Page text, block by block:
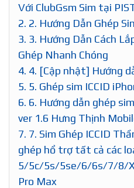
Với ClubGsm Sim tại
2. 2. Hướng Dẫn Ghép
3. 3. Hướng Dẫn Cách
Ghép Nhanh Chóng
4. 4. [Cập nhật] Hướng
5. 5. Ghép sim ICCID
6. 6. Hướng dẫn ghép
ver 1.6 Hưng Thịnh
7. 7. Sim Ghép ICCID
ghép hổ trợ tất cả các
5/5c/5s/5se/6/6s/7/8/
Pro Max